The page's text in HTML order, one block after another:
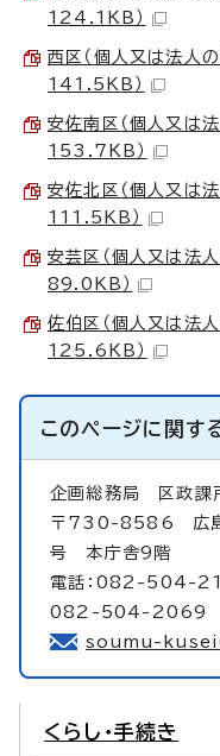
124.1KB）
西区（個人又は法人
141.5KB）
安佐南区（個人又は
153.7KB）
安佐北区（個人又は
111.5KB）
安芸区（個人又は法
89.0KB）
佐伯区（個人又は法
125.6KB）
このページに関す
企画総務局
区政課
〒730-8586 広島
号 本庁舎9階
電話：082-504-
082-504-2069
soumu-
くらし・手続き